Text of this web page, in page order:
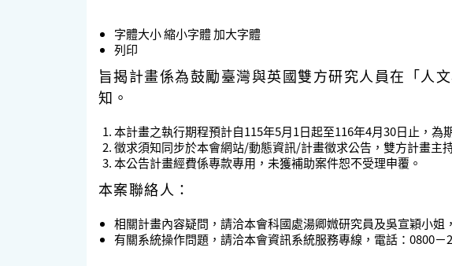
字體大小縮小字體加大字體
列印
旨揭計畫係為鼓勵臺灣與英國雙方研究人員在「人
知。
本計畫之執行期程預計自115年5月1日起至116年4月30日止，
徵求須知同步於本會網站/動態資訊/計畫徵求公告，雙方計畫主
本公告計畫經費係專款專用，未獲補助案件恕不受理申覆。
本案聯絡人：
相關計畫內容疑問，請洽本會科國處湯卿媺研究員及吳宣穎小姐
有關系統操作問題，請洽本會資訊系統服務專線，電話：0800－